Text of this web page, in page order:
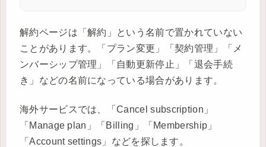
解約ページは「解約」という名前で置かれていない
ことがあります。「プラン変更」「契約管理」「メ
ンバーシップ管理」「自動更新停止」「退会手続
き」などの名前になっている場合があります。
海外サービスでは、「Cancel subscription」
「Manage plan」「Billing」「Membership」
「Account settings」などを探します。